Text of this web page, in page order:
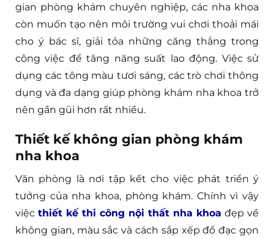
gian phòng khám chuyên nghiệp, các nha khoa
còn muốn tạo nên môi trường vui chơi thoải mái
cho ý bác sĩ, giải tỏa những căng thẳng trong
công việc để tăng năng suất lao động. Việc sử
dụng các tông màu tươi sáng, các trò chơi thông
dụng và đa dạng giúp phòng khám nha khoa trở
nên gần gũi hơn rất nhiều.
Thiết kế không gian phòng khám
nha khoa
Văn phòng là nơi tập kết cho việc phát triển ý
tưởng của nha khoa, phòng khám. Chính vì vậy
việc thiết kế thi công nội thất nha khoa đẹp về
không gian, màu sắc và cách sắp xếp đồ đạc gọn